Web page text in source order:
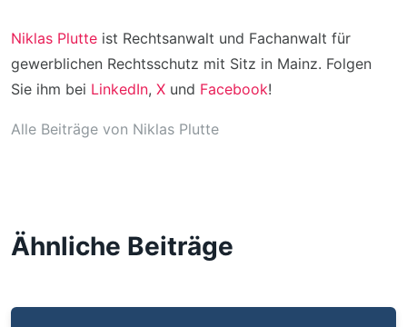
Niklas Plutte ist Rechtsanwalt und Fachanwalt für
gewerblichen Rechtsschutz mit Sitz in Mainz. Folgen
Sie ihm bei LinkedIn, X und Facebook!
Alle Beiträge von Niklas Plutte
Ähnliche Beiträge